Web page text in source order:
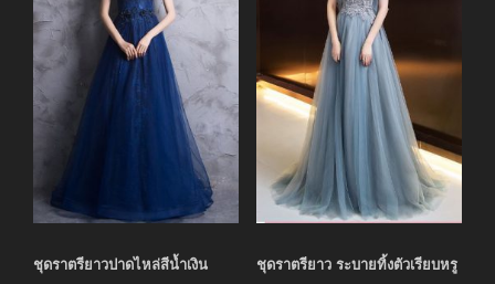
ชุดราตรียาวปาดไหล่สีน้ำเงิน ชุดราตรียาว ระบายทิ้งตัวเรียบหรู